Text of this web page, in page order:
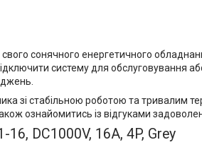
сонячного енергетичного
систему для обслуговування
зі стабільною роботою та тривалим
ознайомитись із відгуками
DC1000V, 16A, 4P, Grey